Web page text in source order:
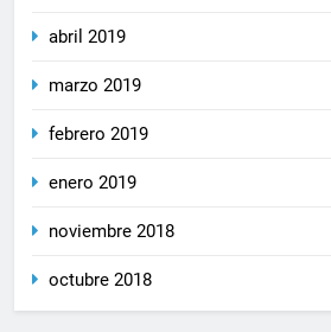
abril 2019
marzo 2019
febrero 2019
enero 2019
noviembre 2018
octubre 2018